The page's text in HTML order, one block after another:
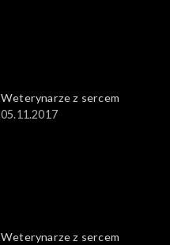
Weterynarze z sercem
05.11.2017
Weterynarze z sercem